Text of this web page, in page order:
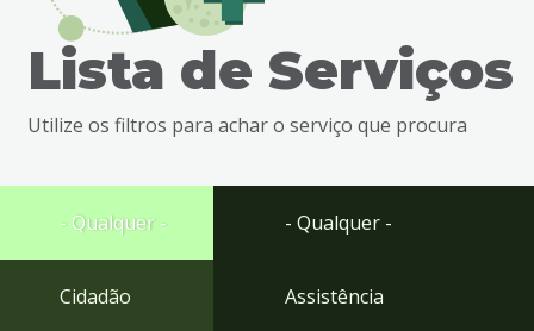
busca
Ir
rodapé
Lista de Serviços
Utilize os filtros para achar o serviço que procura
- Qualquer -
Cidadão
- Qualquer -
Assistência